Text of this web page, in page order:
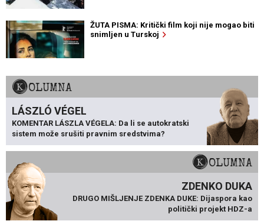
ŽUTA PISMA: Kritički film koji nije mogao biti
snimljen u Turskoj
KOLUMNA
LÁSZLÓ VÉGEL
KOMENTAR LÁSZLA VÉGELA: Da li se autokratski
sistem može srušiti pravnim sredstvima?
KOLUMNA
ZDENKO DUKA
DRUGO MIŠLJENJE ZDENKA DUKE: Dijaspora kao
politički projekt HDZ-a